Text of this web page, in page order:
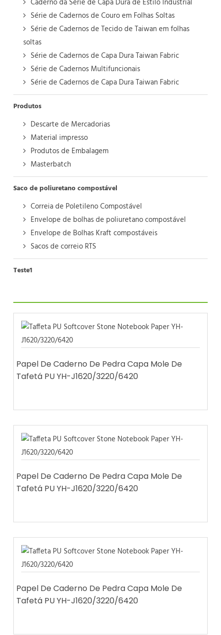
Caderno da Série de Capa Dura de Estilo Industrial
Série de Cadernos de Couro em Folhas Soltas
Série de Cadernos de Tecido de Taiwan em folhas
soltas
Série de Cadernos de Capa Dura Taiwan Fabric
Série de Cadernos Multifuncionais
Série de Cadernos de Capa Dura Taiwan Fabric
Produtos
Descarte de Mercadorias
Material impresso
Produtos de Embalagem
Masterbatch
Saco de poliuretano compostável
Correia de Poletileno Compostável
Envelope de bolhas de poliuretano compostável
Envelope de Bolhas Kraft compostáveis
Sacos de correio RTS
Teste1
Papel De Caderno De Pedra Capa Mole De
Tafetá PU YH-J1620/3220/6420
Papel De Caderno De Pedra Capa Mole De
Tafetá PU YH-J1620/3220/6420
Papel De Caderno De Pedra Capa Mole De
Tafetá PU YH-J1620/3220/6420